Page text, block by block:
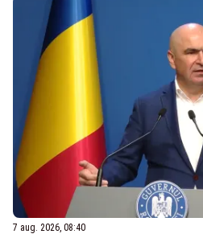
7 aug. 2026, 08:40